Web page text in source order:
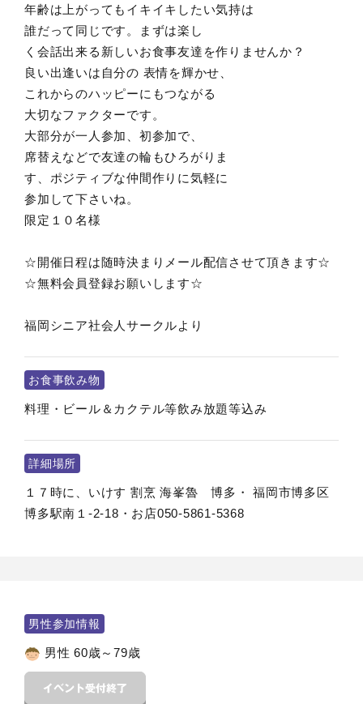
年齢は上がってもイキイキしたい気持は
誰だって同じです。まずは楽し
く会話出来る新しいお食事友達を作りませんか？
良い出逢いは自分の 表情を輝かせ、
これからのハッピーにもつながる
大切なファクターです。
大部分が一人参加、初参加で、
席替えなどで友達の輪もひろがりま
す、ポジティブな仲間作りに気軽に
参加して下さいね。
限定１０名様
☆開催日程は随時決まりメール配信させて頂きます☆
☆無料会員登録お願いします☆
福岡シニア社会人サークルより
お食事飲み物
料理・ビール＆カクテル等飲み放題等込み
詳細場所
１７時に、いけす 割烹 海峯魯 博多・ 福岡市博多区
博多駅南１-2-18・お店050-5861-5368
男性参加情報
男性 60歳～79歳